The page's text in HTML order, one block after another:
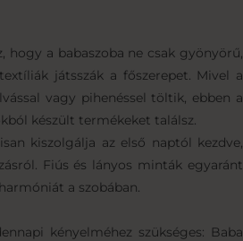
hogy a babaszoba ne csak gyönyörű,
játsszák a főszerepet. Mivel a
vagy pihenéssel töltik, ebben a
készült termékeket találsz.
kiszolgálja az első naptól kezdve,
Fiús és lányos minták egyaránt
a szobában.
kényelméhez szükséges: Baba